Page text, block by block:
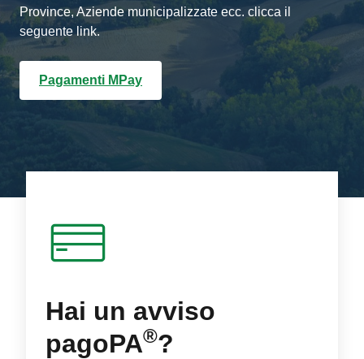
Province, Aziende municipalizzate ecc. clicca il
seguente link.
Pagamenti MPay
Hai un avviso
pagoPA®?